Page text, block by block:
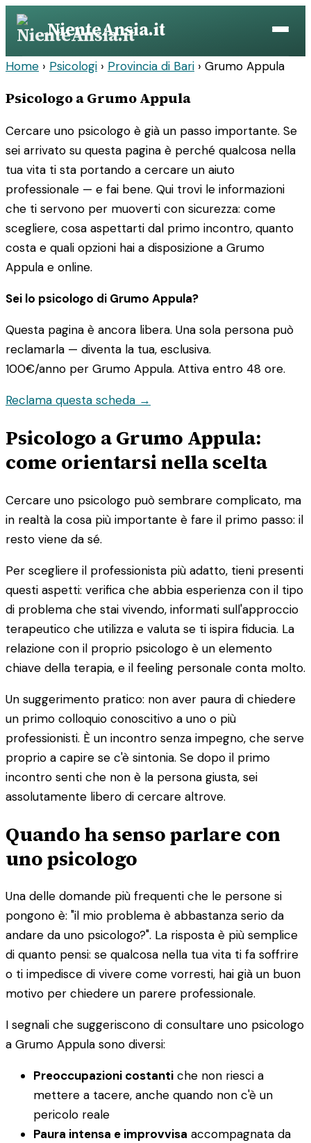
Vai
contenuto
NienteAnsia.it
Home › Psicologi › Provincia di Bari › Grumo Appula
Psicologo a Grumo Appula
Cercare uno psicologo è già un passo importante. Se
sei arrivato su questa pagina è perché qualcosa nella
tua vita ti sta portando a cercare un aiuto
professionale — e fai bene. Qui trovi le informazioni
che ti servono per muoverti con sicurezza: come
scegliere, cosa aspettarti dal primo incontro, quanto
costa e quali opzioni hai a disposizione a Grumo
Appula e online.
Sei lo psicologo di Grumo Appula?
Questa pagina è ancora libera. Una sola persona può
reclamarla — diventa la tua, esclusiva.
100€/anno per Grumo Appula. Attiva entro 48 ore.
Reclama questa scheda →
Psicologo a Grumo Appula:
come orientarsi nella scelta
Cercare uno psicologo può sembrare complicato, ma
in realtà la cosa più importante è fare il primo passo: il
resto viene da sé.
Per scegliere il professionista più adatto, tieni presenti
questi aspetti: verifica che abbia esperienza con il tipo
di problema che stai vivendo, informati sull'approccio
terapeutico che utilizza e valuta se ti ispira fiducia. La
relazione con il proprio psicologo è un elemento
chiave della terapia, e il feeling personale conta molto.
Un suggerimento pratico: non aver paura di chiedere
un primo colloquio conoscitivo a uno o più
professionisti. È un incontro senza impegno, che serve
proprio a capire se c'è sintonia. Se dopo il primo
incontro senti che non è la persona giusta, sei
assolutamente libero di cercare altrove.
Quando ha senso parlare con
uno psicologo
Una delle domande più frequenti che le persone si
pongono è: "il mio problema è abbastanza serio da
andare da uno psicologo?". La risposta è più semplice
di quanto pensi: se qualcosa nella tua vita ti fa soffrire
o ti impedisce di vivere come vorresti, hai già un buon
motivo per chiedere un parere professionale.
I segnali che suggeriscono di consultare uno psicologo
a Grumo Appula sono diversi:
Preoccupazioni costanti che non riesci a
mettere a tacere, anche quando non c'è un
pericolo reale
Paura intensa e improvvisa accompagnata da